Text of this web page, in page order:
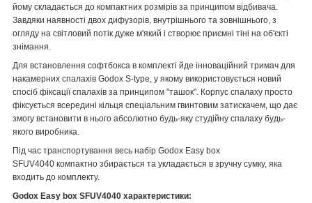
йому складається до компактних розмірів за принципом відбивача.
Завдяки наявності двох дифузорів, внутрішнього та зовнішнього, з
огляду на світловий потік дуже м'який і створює приємні тіні на об'єкті
знімання.
Для встановлення софтбокса в комплекті йде інноваційний тримач для
накамерних спалахів Godox S-type, у якому використовується новий
спосіб фіксації спалахів за принципом "ташок". Корпус спалаху просто
фіксується всередині кільця спеціальним гвинтовим затискачем, що дає
змогу встановити в нього абсолютно будь-яку студійну спалаху будь-
якого виробника.
Під час транспортування весь набір Godox Easy box
SFUV4040 компактно збирається та укладається в зручну сумку, яка
входить до комплекту.
Godox Easy box SFUV4040 характеристики: